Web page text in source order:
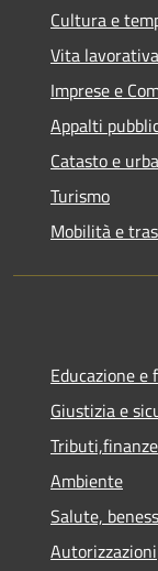
Cultura e
Vita lavorativa
Imprese e
Appalti
Catasto e
Turismo
Mobilità e
Educazione e
Giustizia e
Ambiente
Salute,
Autorizzazioni